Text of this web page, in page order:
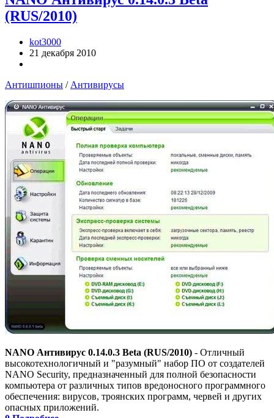
(RUS/2010)
kot3000
21 декабря 2010
Антишпионы / Антивирусы
NANO Антивирус 0.14.0.3 Beta (RUS/2010) - Отличный
высокотехнологичный и "разумный" набор ПО от создателей
NANO Security, предназначенный для полной безопасности
компьютера от различных типов вредоносного программного
обеспечения: вирусов, троянских программ, червей и других
опасных приложений.